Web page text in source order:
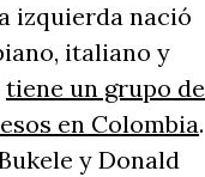
izquierda nació
italiano y
tiene un grupo de
en Colombia.
y Donald